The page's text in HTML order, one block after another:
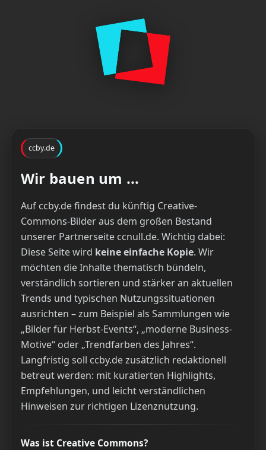
ccby.de
Wir bauen um ...
Auf ccby.de findest du künftig Creative-
Commons-Bilder aus dem großen Bestand
unserer Partnerseite ccnull.de. Wichtig dabei:
Diese Seite wird keine einfache Kopie. Wir
möchten die Inhalte thematisch bündeln,
verständlich sortieren und stärker an aktuellen
Trends und typischen Nutzungssituationen
ausrichten – zum Beispiel als Sammlungen wie
„Bilder für Herbst-Events“, „moderne Business-
Motive“ oder „Trendfarben des Jahres“.
Langfristig soll ccby.de zusätzlich redaktionell
betreut werden: mit kuratierten Highlights,
Empfehlungen, und leicht verständlichen
Hinweisen zur richtigen Lizenznutzung.
Was ist Creative Commons?